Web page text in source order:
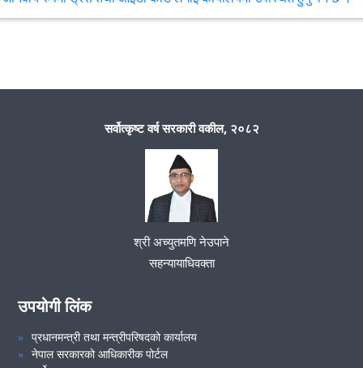
समुदायमा सरकारी वकील कार्यक्रम
जिल्ला सरकारी वकील कार्यालय, सोलुखुम्बुको आ.व २०७९/८० को मुद्दाको
विवरण :
सर्वोत्कृष्ट वर्ष सरकारी वकील, २०८२
श्री अच्युतमणि नेउपाने
सहन्यायाधिवक्ता
उपयोगी लिंक
प्रधानमन्त्री तथा मन्त्रीपरिषदको कार्यालय
नेपाल सरकारको आधिकारीक पोर्टल